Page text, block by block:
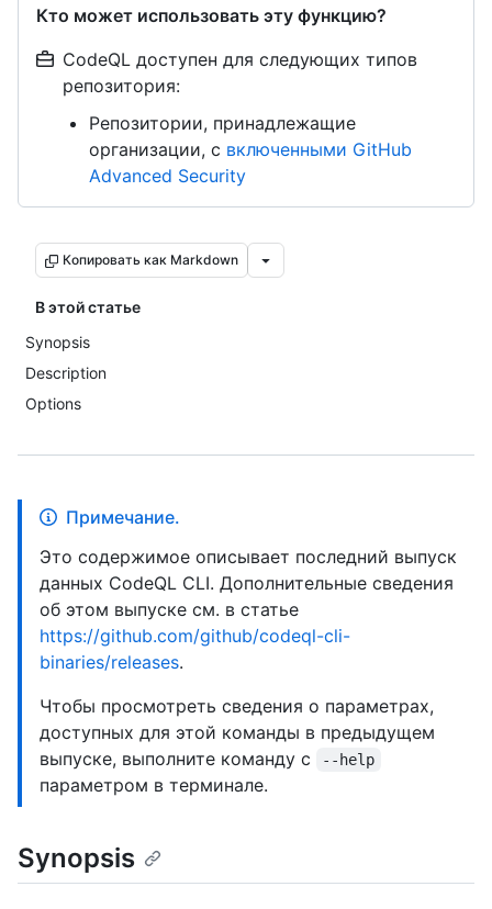
Кто может использовать эту функцию?
CodeQL доступен для следующих типов
репозитория:
Репозитории, принадлежащие
организации, с включенными GitHub
Advanced Security
Копировать как Markdown
В этой статье
Synopsis
Description
Options
Примечание.
Это содержимое описывает последний выпуск
данных CodeQL CLI. Дополнительные сведения
об этом выпуске см. в статье
https://github.com/github/codeql-cli-
binaries/releases.
Чтобы просмотреть сведения о параметрах,
доступных для этой команды в предыдущем
выпуске, выполните команду с
--help
параметром в терминале.
Synopsis